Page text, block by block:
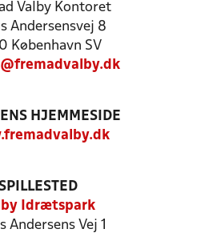
Valby Kontoret
Andersensvej 8
København SV
HJEMMESIDE
SPILLESTED
Idrætspark
Andersens Vej 1